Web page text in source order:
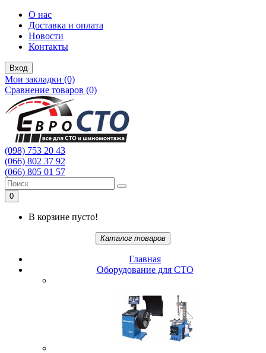
О нас
Доставка и оплата
Новости
Контакты
Вход
Мои закладки (0)
Сравнение товаров (0)
(098) 753 20 43
(066) 802 37 92
(066) 805 01 57
0
В корзине пусто!
Каталог товаров
Главная
Oбopудoвaниe для CTO